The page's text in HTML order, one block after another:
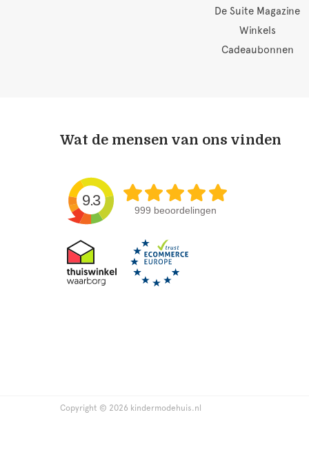
De Suite Magazine
Winkels
Cadeaubonnen
Wat de mensen van ons vinden
9.3
999 beoordelingen
Copyright © 2026 kindermodehuis.nl